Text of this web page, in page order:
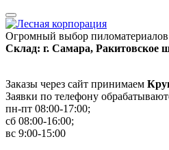
Огромный выбор
Склад: г. Самара, Ракитовское
Заказы через сайт принимаем
Заявки по телефону
пн-пт 08:00-17:00;
сб 08:00-16:00;
вс 9:00-15:00